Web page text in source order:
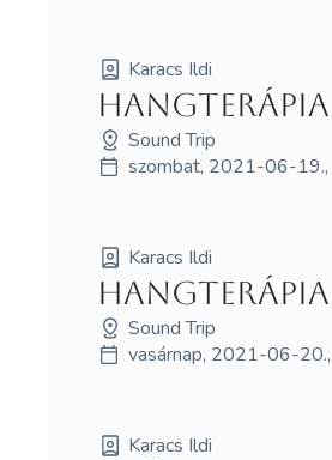
Karacs Ildi
hangterápia
Sound Trip
szombat, 2021-06-
Karacs Ildi
hangterápia
Sound Trip
vasárnap, 2021-06-
Karacs Ildi